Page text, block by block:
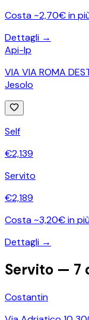
Costa ~2,70€ in
Dettagli →
Api-Ip
VIA VIA ROMA
Jesolo
Self
€2,139
Servito
€2,189
Costa ~3,20€ in
Dettagli →
Servito — 7
Costantin